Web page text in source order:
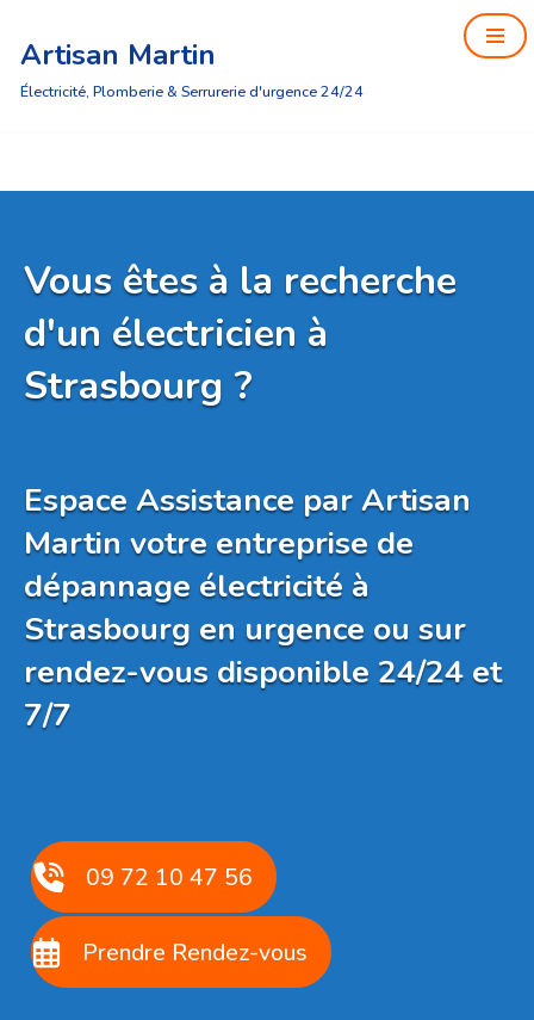
Aller
au
Artisan Martin
Électricité, Plomberie & Serrurerie d'urgence 24/24
Vous êtes à la recherche
d'un électricien à
Strasbourg ?
Espace Assistance par Artisan
Martin votre entreprise de
dépannage électricité à
Strasbourg en urgence ou sur
rendez-vous disponible 24/24 et
7/7
09 72 10 47 56
Prendre Rendez-vous